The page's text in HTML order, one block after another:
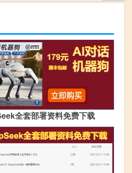
全套部署资料免费下载